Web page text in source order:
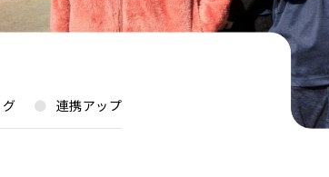
連携アップ